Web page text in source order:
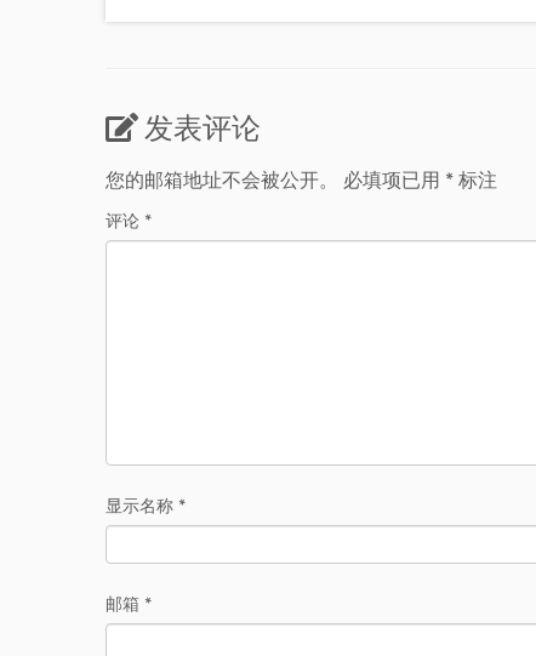
发表评论
您的邮箱地址不会被公开。 必填项已用 *标注
评论 *
显示名称 *
邮箱 *